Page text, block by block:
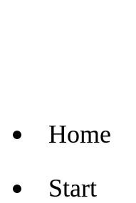
Home
Start